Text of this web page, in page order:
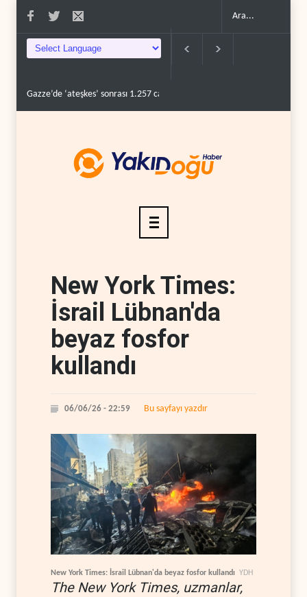
Gazze’de ‘ateşkes’ sonrası 1.257 can kaybı..
New York Times:
İsrail Lübnan'da
beyaz fosfor
kullandı
06/06/26 - 22:59 Bu sayfayı yazdır
New York Times: İsrail Lübnan'da beyaz fosfor kullandı YDH
The New York Times, uzmanlar,